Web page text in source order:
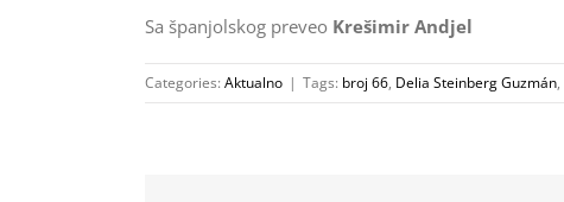
Sa španjolskog preveo Krešimir Andjel
Categories: Aktualno | Tags: broj 66, Delia Steinberg Guzmán,